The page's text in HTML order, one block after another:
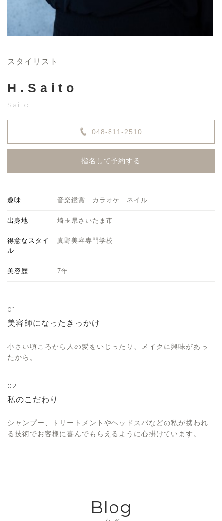
スタイリスト
H.Saito
Saito
048-811-2510
指名して予約する
趣味 音楽鑑賞 カラオケ ネイル
出身地 埼玉県さいたま市
得意なスタイ
ル
真野美容専門学校
美容歴 7年
01
美容師になったきっかけ
小さい頃ころから人の髪をいじったり、メイクに興味があっ
たから。
02
私のこだわり
シャンプー、トリートメントやヘッドスパなどの私が携われ
る技術でお客様に喜んでもらえるように心掛けています。
Blog